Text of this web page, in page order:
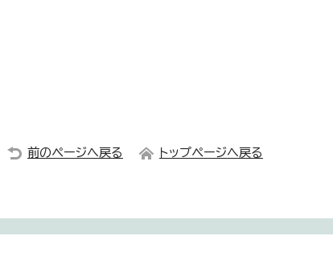
前のページへ戻る トップページへ戻る